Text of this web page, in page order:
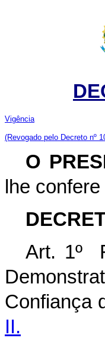
Vigência
(Revogado pelo Decreto nº
O
lhe
Art. 1º
Confiança
II.